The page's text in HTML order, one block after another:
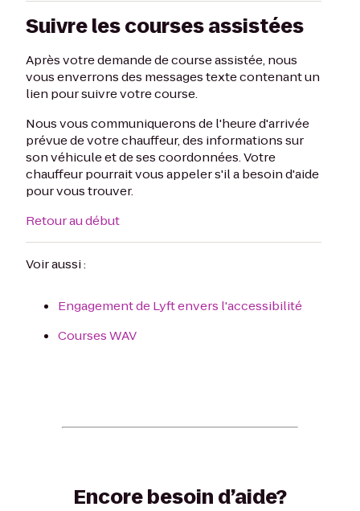
Suivre les courses assistées
Après votre demande de course assistée, nous
vous enverrons des messages texte contenant un
lien pour suivre votre course.
Nous vous communiquerons de l'heure d'arrivée
prévue de votre chauffeur, des informations sur
son véhicule et de ses coordonnées. Votre
chauffeur pourrait vous appeler s'il a besoin d'aide
pour vous trouver.
Retour au début
Voir aussi :
Engagement de Lyft envers l'accessibilité
Courses WAV
Encore besoin d’aide?